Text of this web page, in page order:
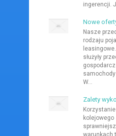
ingerencji.
Nowe
Nasze
rodzaju
służyły
W...
Zalety
warunkach